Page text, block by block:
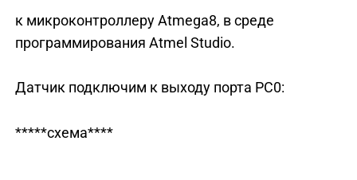
к микроконтроллеру Atmega8, в среде
программирования Atmel Studio.
Датчик подключим к выходу порта PC0:
*****схема****